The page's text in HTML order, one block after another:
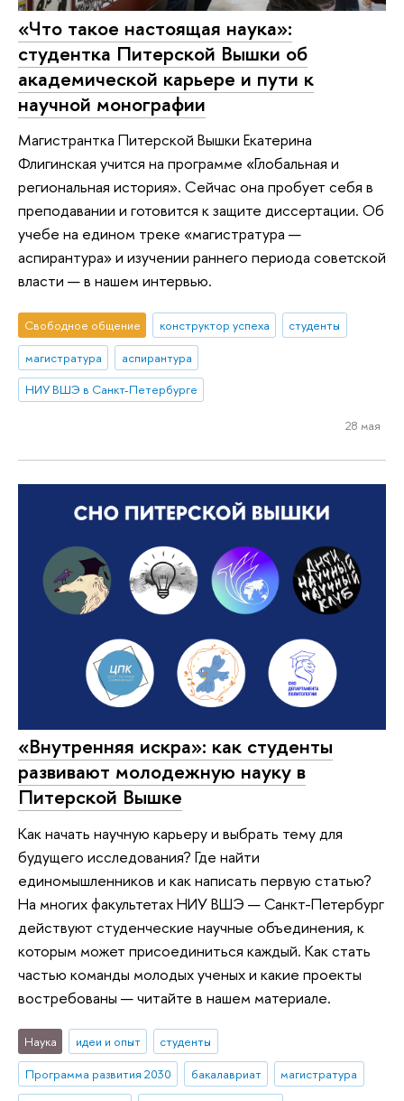
«Что такое настоящая наука»:
студентка Питерской Вышки об
академической карьере и пути к
научной монографии
Магистрантка Питерской Вышки Екатерина
Флигинская учится на программе «Глобальная и
региональная история». Сейчас она пробует себя в
преподавании и готовится к защите диссертации. Об
учебе на едином треке «магистратура —
аспирантура» и изучении раннего периода советской
власти — в нашем интервью.
Свободное общение конструктор успеха
студенты
магистратура
аспирантура
НИУ ВШЭ в Санкт-Петербурге
28 мая
«Внутренняя искра»: как студенты
развивают молодежную науку в
Питерской Вышке
Как начать научную карьеру и выбрать тему для
будущего исследования? Где найти
единомышленников и как написать первую статью?
На многих факультетах НИУ ВШЭ — Санкт-Петербург
действуют студенческие научные объединения, к
которым может присоединиться каждый. Как стать
частью команды молодых ученых и какие проекты
востребованы — читайте в нашем материале.
Наука идеи и опыт
студенты
Программа развития 2030
бакалавриат
магистратура